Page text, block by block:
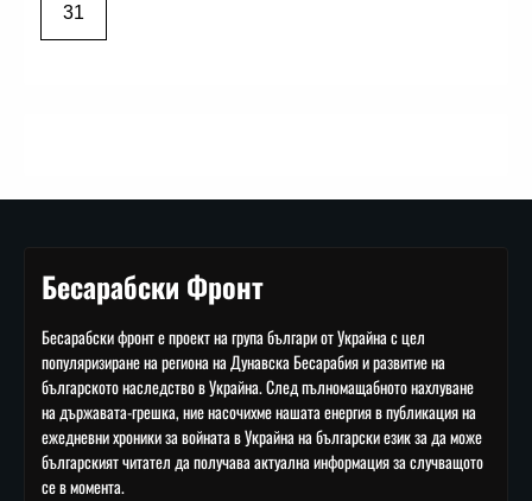
31
Бесарабски Фронт
Бесарабски фронт е проект на група българи от Украйна с цел
популяризиране на региона на Дунавска Бесарабия и развитие на
българското наследство в Украйна. След пълномащабното нахлуване
на държавата-грешка, ние насочихме нашата енергия в публикация на
ежедневни хроники за войната в Украйна на български език за да може
българският читател да получава актуална информация за случващото
се в момента.